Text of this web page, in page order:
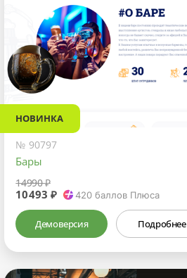
НОВИНКА
№ 90797
Бары
14990 ₽
10493 ₽ 420баллов Плюса
Демоверсия Подробнее